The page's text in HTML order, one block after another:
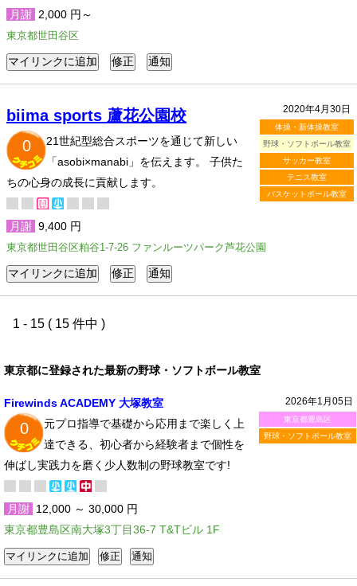
月謝 2,000 円～
東京都世田谷区
2020年4月30日
体操・新体操教室
野球・ソフトボール教室
サッカー教室
テニス教室
バスケットボール教室
biima sports 蘆花公園校
0
21世紀型総合スポーツを通じて新しい
「asobi×manabi」を伝えます。 子供た
ちの心身の成長に貢献します。
月謝 9,400 円
東京都世田谷区粕谷1-7-26 ファンルーツパーク芦花公園
1 - 15 ( 15 件中 )
東京都に登録された最新の野球・ソフトボール教室
2026年1月05日
東京都豊島区
野球・ソフトボール教室
Firewinds ACADEMY 大塚教室
0
元プロ指導で基礎から応用まで楽しく上
達できる、初心者から経験者まで個性を
伸ばし実践力を磨く少人数制の野球教室です!
月謝 12,000 ～ 30,000 円
東京都豊島区南大塚3丁目36-7 T&Tビル 1F